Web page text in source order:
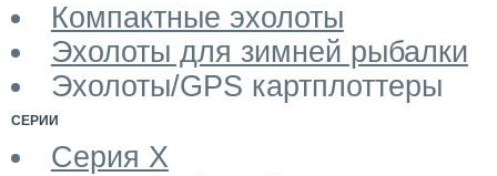
Компактные эхолоты
Эхолоты для зимней рыбалки
Эхолоты/GPS картплоттеры
СЕРИИ
Серия X